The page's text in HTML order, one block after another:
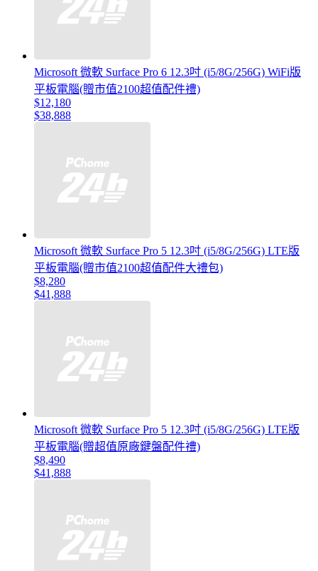
Microsoft 微軟 Surface Pro 6 12.3吋 (i5/8G/256G) WiFi版
平板電腦(贈市值2100超值配件禮)
$12,180
$38,888
Microsoft 微軟 Surface Pro 5 12.3吋 (i5/8G/256G) LTE版
平板電腦(贈市值2100超值配件大禮包)
$8,280
$41,888
Microsoft 微軟 Surface Pro 5 12.3吋 (i5/8G/256G) LTE版
平板電腦(贈超值原廠鍵盤配件禮)
$8,490
$41,888